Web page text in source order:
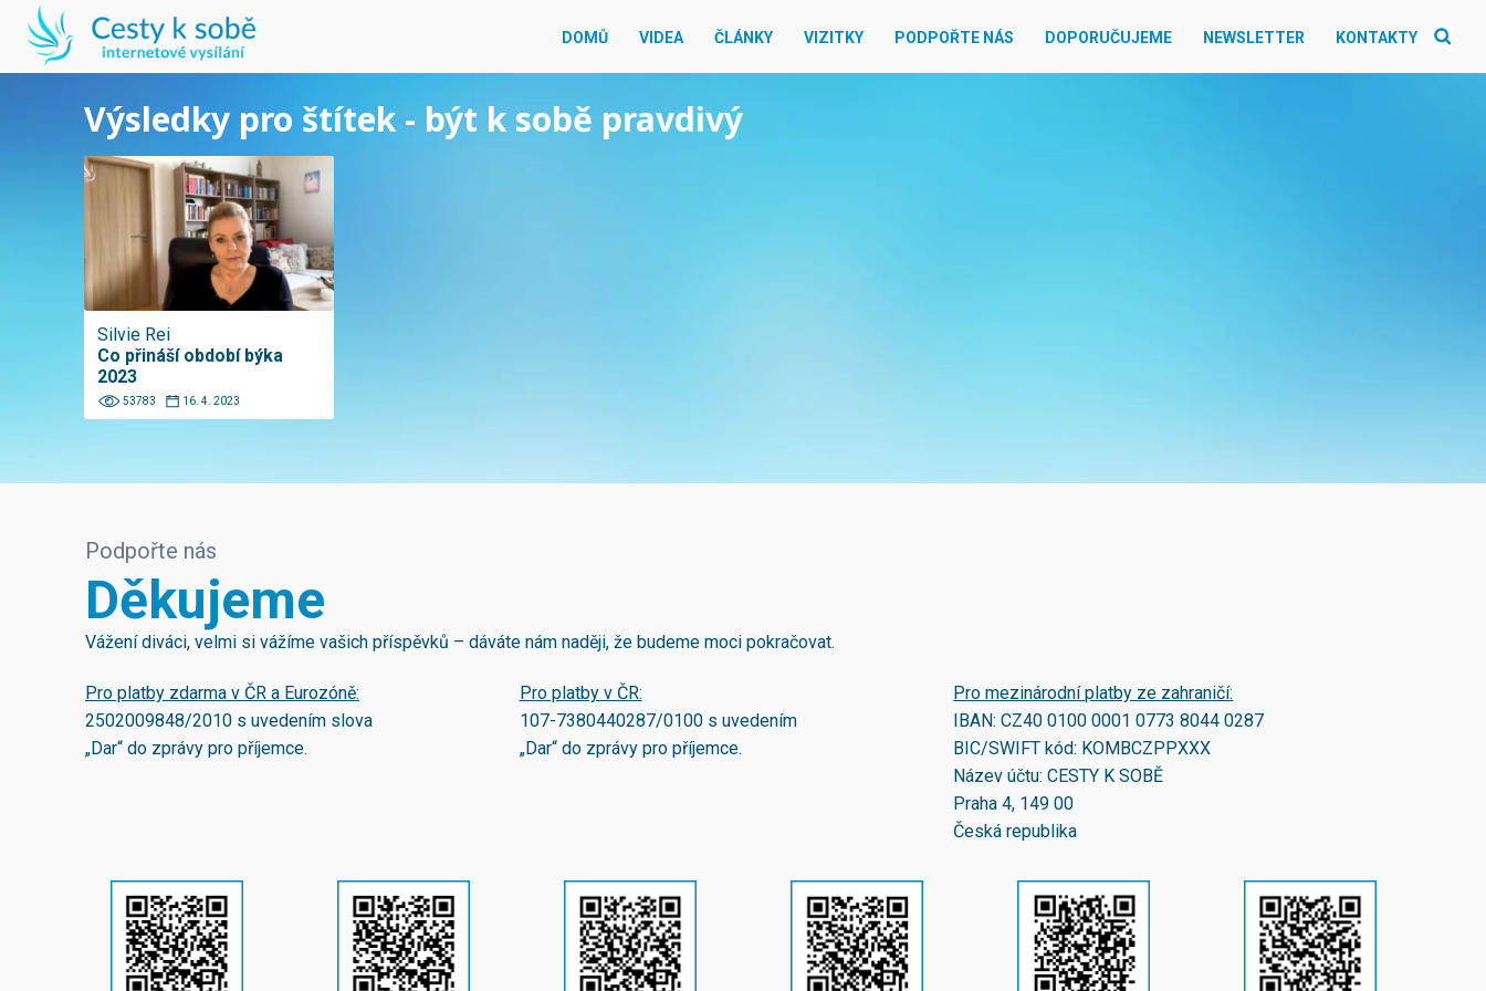
DOMŮ VIDEA ČLÁNKY VIZITKY PODPOŘTE NÁS DOPORUČUJEME NEWSLETTER KONTAKTY
Výsledky pro štítek - být k sobě pravdivý
Silvie Rei
Co přináší období býka
2023
53783 16. 4. 2023
Podpořte nás
Děkujeme
Vážení diváci, velmi si vážíme vašich příspěvků – dáváte nám naději, že budeme moci pokračovat.
Pro platby zdarma v ČR a Eurozóně:
2502009848/2010 s uvedením slova
„Dar“ do zprávy pro příjemce.
Pro platby v ČR:
107-7380440287/0100s uvedením
„Dar“ do zprávy pro příjemce.
Pro mezinárodní platby ze zahraničí:
IBAN:CZ40 0100 0001 0773 8044 0287
BIC/SWIFT kód: KOMBCZPPXXX
Název účtu: CESTY K SOBĚ
Praha 4, 149 00
Česká republika